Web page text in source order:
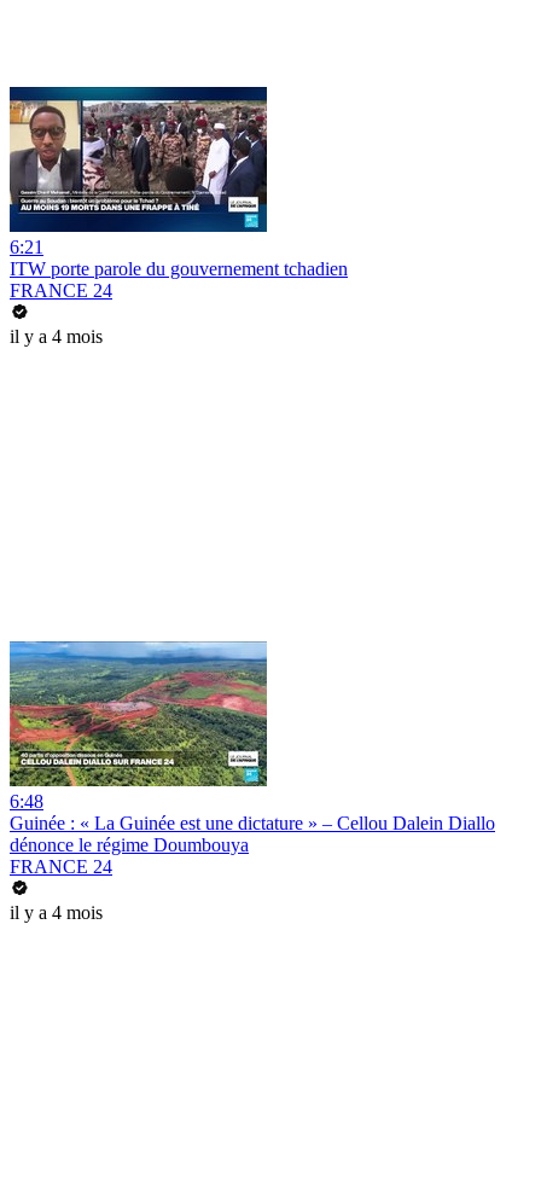
6:21
ITW porte parole du gouvernement tchadien
FRANCE 24
il y a 4 mois
6:48
Guinée : « La Guinée est une dictature » – Cellou Dalein Diallo
dénonce le régime Doumbouya
FRANCE 24
il y a 4 mois